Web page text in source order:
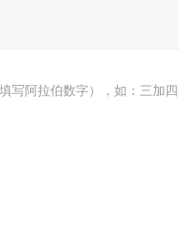
写阿拉伯数字），如：三加